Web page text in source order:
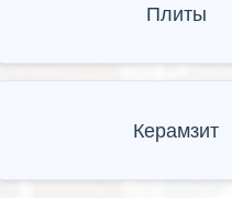
Плиты
Керамзит